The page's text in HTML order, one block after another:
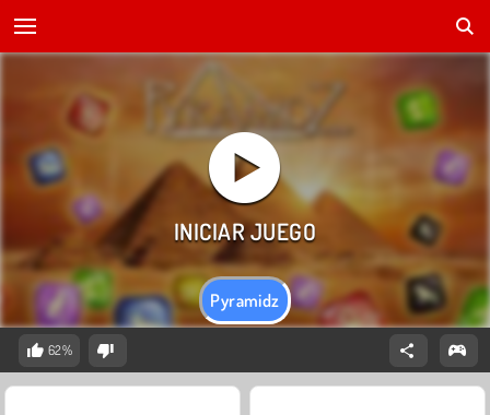
Pyramidz
62%